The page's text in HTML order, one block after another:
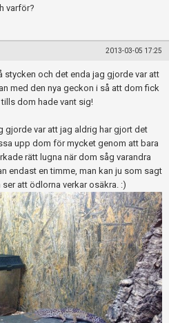
varför?
2013-03-05 17:25
stycken och det enda jag gjorde var att
med den nya geckon i så att dom fick
dom hade vant sig!
gjorde var att jag aldrig har gjort det
upp dom för mycket genom att bara
rätt lugna när dom såg varandra
endast en timme, man kan ju som sagt
att ödlorna verkar osäkra. :)